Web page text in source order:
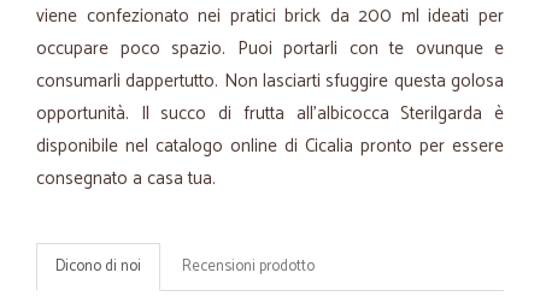
viene confezionato nei pratici brick da 200 ml ideati per
occupare poco spazio. Puoi portarli con te ovunque e
consumarli dappertutto. Non lasciarti sfuggire questa golosa
opportunità. Il succo di frutta all'albicocca Sterilgarda è
disponibile nel catalogo online di Cicalia pronto per essere
consegnato a casa tua.
Dicono di noi Recensioni prodotto